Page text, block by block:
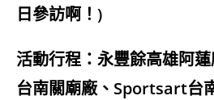
日參訪啊！)
活動行程：永豐餘高雄阿
台南關廟廠、Sportsart台